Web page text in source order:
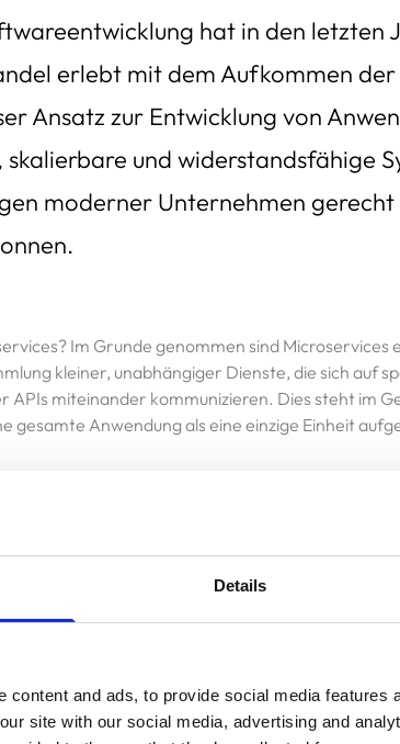
Details
content and ads, to provide social media features
site with our social media, advertising and
hat in den letzten
erlebt mit dem Aufkommen
Ansatz zur Entwicklung von
skalierbare und widerstandsfähige
moderner Unternehmen gerecht
Im Grunde genommen sind
kleiner, unabhängiger Dienste, die sich auf
APIs miteinander kommunizieren. Dies steht im
gesamte Anwendung als eine einzige Einheit
der Microservices-Architektur ist die
im Datenverkehr effektiver zu bewältigen.
ein weiterer wichtiger Aspekt der
Ausfälle in einer Komponente nicht